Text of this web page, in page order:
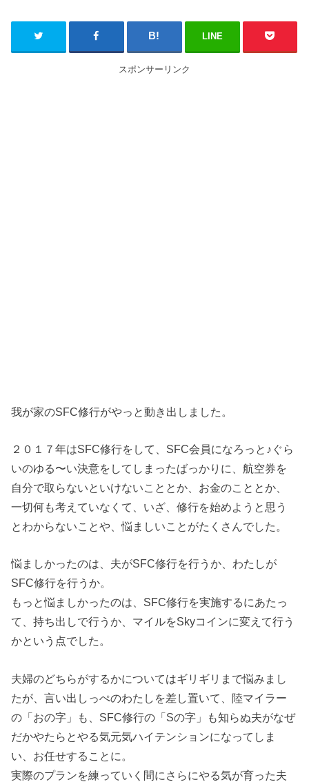
LINE
スポンサーリンク
我が家のSFC修行がやっと動き出しました。
２０１７年はSFC修行をして、SFC会員になろっと♪ぐら
いのゆる〜い決意をしてしまったばっかりに、航空券を
自分で取らないといけないこととか、お金のこととか、
一切何も考えていなくて、いざ、修行を始めようと思う
とわからないことや、悩ましいことがたくさんでした。
悩ましかったのは、夫がSFC修行を行うか、わたしが
SFC修行を行うか。
もっと悩ましかったのは、SFC修行を実施するにあたっ
て、持ち出しで行うか、マイルをSkyコインに変えて行う
かという点でした。
夫婦のどちらがするかについてはギリギリまで悩みまし
たが、言い出しっぺのわたしを差し置いて、陸マイラー
の「おの字」も、SFC修行の「Sの字」も知らぬ夫がなぜ
だかやたらとやる気元気ハイテンションになってしま
い、お任せすることに。
実際のプランを練っていく間にさらにやる気が育った夫